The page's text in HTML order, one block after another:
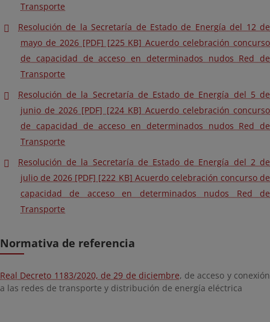
Transporte
Resolución de la Secretaría de Estado de Energía del 12 de
mayo de 2026 [PDF] [225 KB] Acuerdo celebración concurso
de capacidad de acceso en determinados nudos Red de
Transporte
Resolución de la Secretaría de Estado de Energía del 5 de
junio de 2026 [PDF] [224 KB] Acuerdo celebración concurso
de capacidad de acceso en determinados nudos Red de
Transporte
Resolución de la Secretaría de Estado de Energía del 2 de
julio de 2026 [PDF] [222 KB] Acuerdo celebración concurso de
capacidad de acceso en determinados nudos Red de
Transporte
Normativa de referencia
Real Decreto 1183/2020, de 29 de diciembre, de acceso y conexión
a las redes de transporte y distribución de energía eléctrica